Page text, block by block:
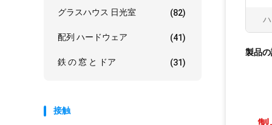
グラスハウス 日光室 (82)
配列 ハードウェア (41)
鉄 の 窓 と ドア (31)
接触
製品